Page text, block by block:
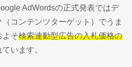
AdWordsの正式発表ではデ
コンテンツターゲット）でうま
よそ検索連動型広告の入札価格の
います。